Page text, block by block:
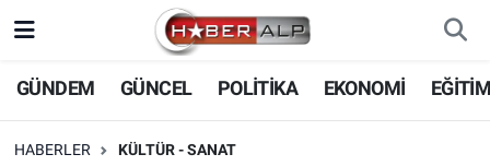
GÜNDEM GÜNCEL POLİTİKA EKONOMİ
HABERLER KÜLTÜR - SANAT
Nöbetçi Eczaneler
Hava Durumu